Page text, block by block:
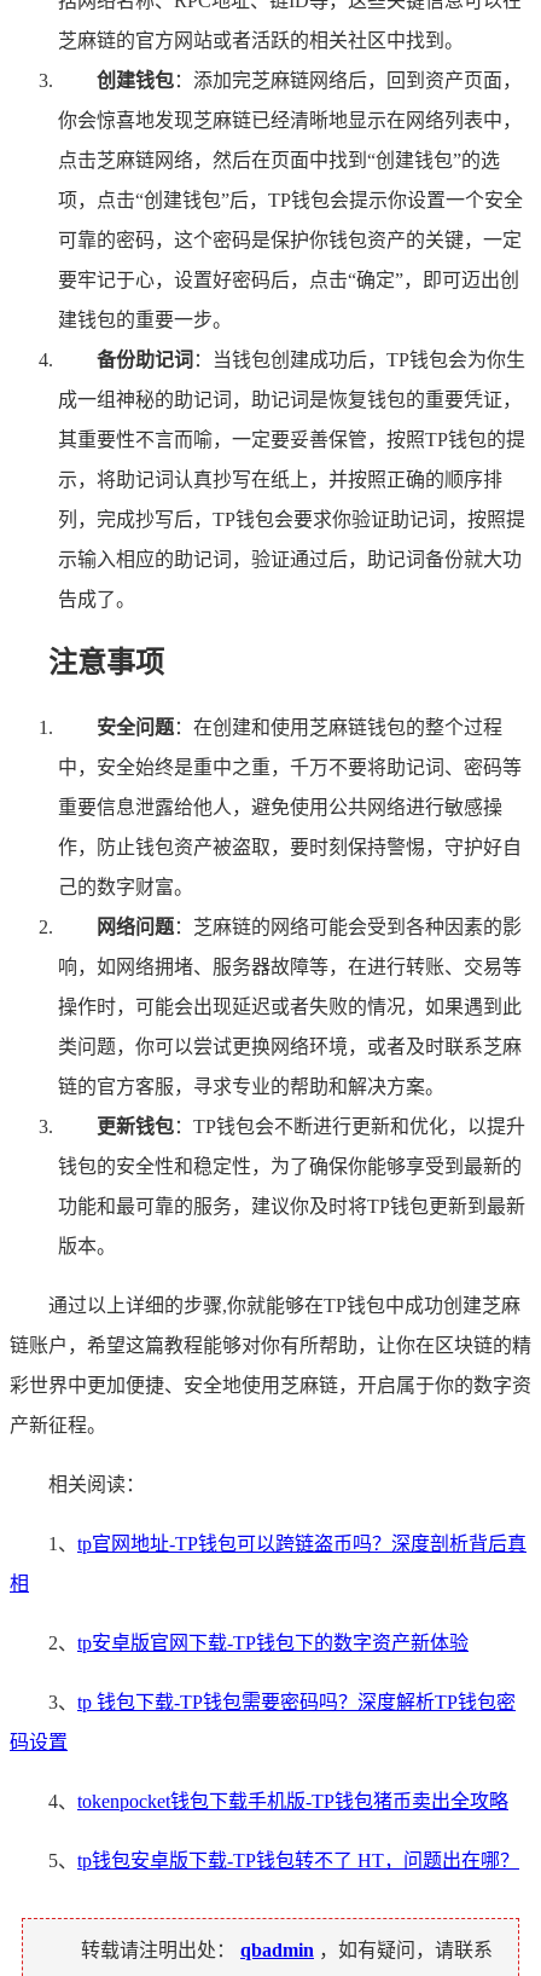
芝麻链的官方网站或者活跃的相关社区中找到。
创建钱包：添加完芝麻链网络后，回到资产页面，
你会惊喜地发现芝麻链已经清晰地显示在网络列表中，
点击芝麻链网络，然后在页面中找到“创建钱包”的选
项，点击“创建钱包”后，TP钱包会提示你设置一个安全
可靠的密码，这个密码是保护你钱包资产的关键，一定
要牢记于心，设置好密码后，点击“确定”，即可迈出创
建钱包的重要一步。
备份助记词 ：当钱包创建成功后，TP钱包会为你生
成一组神秘的助记词，助记词是恢复钱包的重要凭证，
其重要性不言而喻，一定要妥善保管，按照TP钱包的提
示，将助记词认真抄写在纸上，并按照正确的顺序排
列，完成抄写后，TP钱包会要求你验证助记词，按照提
示输入相应的助记词，验证通过后，助记词备份就大功
告成了。
注意事项
安全问题：在创建和使用芝麻链钱包的整个过程
中，安全始终是重中之重，千万不要将助记词、密码等
重要信息泄露给他人，避免使用公共网络进行敏感操
作，防止钱包资产被盗取，要时刻保持警惕，守护好自
己的数字财富。
网络问题：芝麻链的网络可能会受到各种因素的影
响，如网络拥堵、服务器故障等，在进行转账、交易等
操作时，可能会出现延迟或者失败的情况，如果遇到此
类问题，你可以尝试更换网络环境，或者及时联系芝麻
链的官方客服，寻求专业的帮助和解决方案。
更新钱包：TP钱包会不断进行更新和优化，以提升
钱包的安全性和稳定性，为了确保你能够享受到最新的
功能和最可靠的服务，建议你及时将TP钱包更新到最新
版本。
通过以上详细的步骤,你就能够在TP钱包中成功创建芝麻
链账户，希望这篇教程能够对你有所帮助，让你在区块链的精
彩世界中更加便捷、安全地使用芝麻链，开启属于你的数字资
产新征程。
相关阅读：
1、 tp官网地址-TP钱包可以跨链盗币吗？深度剖析背后真
相
2、 tp安卓版官网下载-TP钱包下的数字资产新体验
3、 tp 钱包下载-TP钱包需要密码吗？深度解析TP钱包密
码设置
4、 tokenpocket钱包下载手机版-TP钱包猪币卖出全攻略
5、 tp钱包安卓版下载-TP钱包转不了 HT，问题出在哪？
转载请注明出处： qbadmin ，如有疑问，请联系